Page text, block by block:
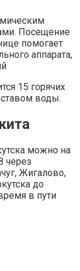
Посещение
помогает
аппарата,
15 горячих
воды.
можно на
через
Жигалово,
до
в пути